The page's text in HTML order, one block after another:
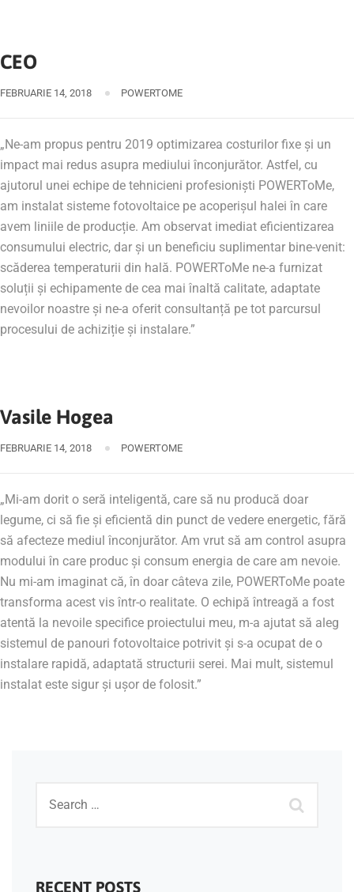
CEO
FEBRUARIE 14, 2018 POWERTOME
„Ne-am propus pentru 2019 optimizarea costurilor fixe și un
impact mai redus asupra mediului înconjurător. Astfel, cu
ajutorul unei echipe de tehnicieni profesioniști POWERToMe,
am instalat sisteme fotovoltaice pe acoperișul halei în care
avem liniile de producție. Am observat imediat eficientizarea
consumului electric, dar și un beneficiu suplimentar bine-venit:
scăderea temperaturii din hală. POWERToMe ne-a furnizat
soluții și echipamente de cea mai înaltă calitate, adaptate
nevoilor noastre și ne-a oferit consultanță pe tot parcursul
procesului de achiziție și instalare.”
Vasile Hogea
FEBRUARIE 14, 2018 POWERTOME
„Mi-am dorit o seră inteligentă, care să nu producă doar
legume, ci să fie și eficientă din punct de vedere energetic, fără
să afecteze mediul înconjurător. Am vrut să am control asupra
modului în care produc și consum energia de care am nevoie.
Nu mi-am imaginat că, în doar câteva zile, POWERToMe poate
transforma acest vis într-o realitate. O echipă întreagă a fost
atentă la nevoile specifice proiectului meu, m-a ajutat să aleg
sistemul de panouri fotovoltaice potrivit și s-a ocupat de o
instalare rapidă, adaptată structurii serei. Mai mult, sistemul
instalat este sigur și ușor de folosit.”
RECENT POSTS